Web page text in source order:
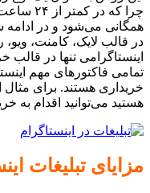
چرا که
همگانی می‌شود و در ادامه
در قالب لایک، کامنت،
اینستاگرامی تنها در قالب
تمامی فاکتورهای مهم
خریداری هستند. برای مثال
هستید می‌توانید اقدام به
مزایای تبلیغات